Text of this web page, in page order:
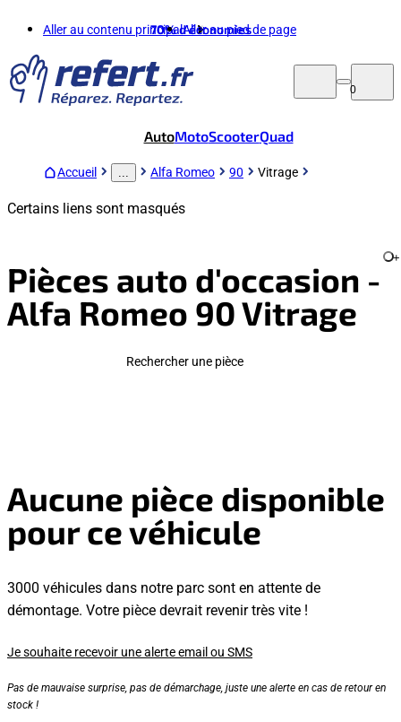
Aller au contenu principalAller au pied de page
70%d'économies
0
AutoMotoScooterQuad
Accueil Alfa Romeo 90 Vitrage
Certains liens sont masqués
Pièces auto d'occasion -
Alfa Romeo 90 Vitrage
+
Rechercher une pièce
Aucune pièce disponible
pour ce véhicule
3000 véhicules dans notre parc sont en attente de
démontage. Votre pièce devrait revenir très vite !
Je souhaite recevoir une alerte email ou SMS
Pas de mauvaise surprise, pas de démarchage, juste une alerte en cas de retour en
stock !